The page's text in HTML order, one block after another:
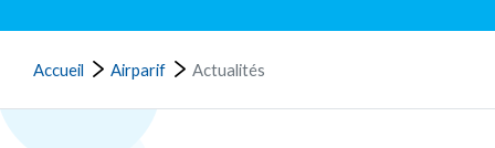
Accueil Airparif Actualités